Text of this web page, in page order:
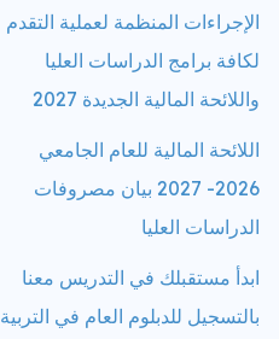
الإجراءات المنظمة لعملية التقدم
لكافة برامج الدراسات العليا
واللائحة المالية الجديدة 2027
اللائحة المالية للعام الجامعي
2026- 2027 بيان مصروفات
الدراسات العليا
ابدأ مستقبلك في التدريس معنا
بالتسجيل للدبلوم العام في التربية